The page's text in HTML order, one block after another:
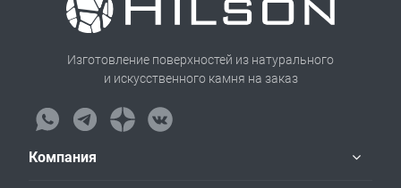
Изготовление поверхностей из натурального
и искусственного камня на заказ
Компания